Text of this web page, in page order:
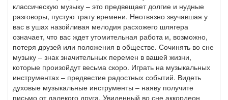
классическую музыку – это предвещает долгие и нудные
разговоры, пустую трату времени. Неотвязно звучавшая у
вас в ушах назойливая мелодия расхожего шлягера
означает, что вас ждет утомительная работа и, возможно,
потеря друзей или положения в обществе. Сочинять во сне
музыку – знак значительных перемен в вашей жизни,
которые произойдут весьма скоро. Играть на музыкальных
инструментах – предвестие радостных событий. Видеть
духовые музыкальные инструменты – наяву получите
письмо от далекого друга. Увиденный во сне аккордеон